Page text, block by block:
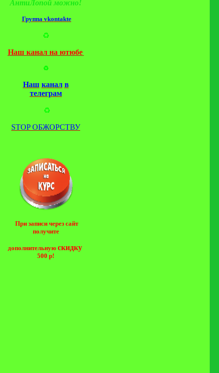
АнтиЛопой можно!
Группа vkontakte
♻️
Наш канал на ютюбе
♻️
Наш канал в
телеграм
♻️
STOP ОБЖОРСТВУ
При записи через сайт
получите
дополнительную скидку
500 р!